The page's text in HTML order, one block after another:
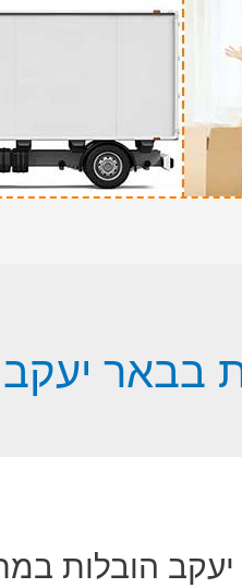
בבאר יעקב
הובלות